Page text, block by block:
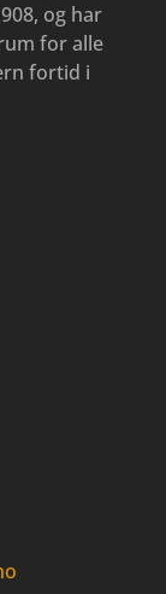
og har
for alle
fortid i